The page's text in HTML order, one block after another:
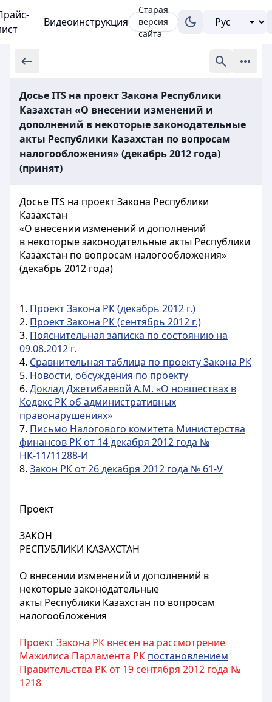
Видеоинструкция
Старая
версия
сайта
Досье ITS на проект Закона Республики
Казахстан «О внесении изменений и
дополнений в некоторые законодательные
акты Республики Казахстан по вопросам
налогообложения» (декабрь 2012 года)
(принят)
Досье ITS на проект Закона Республики
Казахстан
«О внесении изменений и дополнений
в некоторые законодательные акты Республики
Казахстан по вопросам налогообложения»
(декабрь 2012 года)
1. Проект Закона РК (декабрь 2012 г.)
2. Проект Закона РК (сентябрь 2012 г.)
3. Пояснительная записка по состоянию на
09.08.2012 г.
4. Сравнительная таблица по проекту Закона РК
5. Новости, обсуждения по проекту
6. Доклад Джетибаевой А.М. «О новшествах в
Кодекс РК об административных
правонарушениях»
7. Письмо Налогового комитета Министерства
финансов РК от 14 декабря 2012 года №
НК-11/11288-И
8. Закон РК от 26 декабря 2012 года № 61-V
Проект
ЗАКОН
РЕСПУБЛИКИ КАЗАХСТАН
О внесении изменений и дополнений в
некоторые законодательные
акты Республики Казахстан по вопросам
налогообложения
Проект Закона РК внесен на рассмотрение
Мажилиса Парламента РК постановлением
Правительства РК от 19 сентября 2012 года №
1218